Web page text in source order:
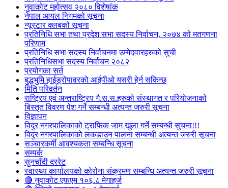
नुवाकोट महोत्सव २०८० विशेषांक
नेपाल आयल निगमको सूचना
न्यूस्टार क्लबको सूचना
प्रतिनिधि सभा तथा प्रदेश सभा सदस्य निर्वाचन, २०७४ को मतगणना
परिणाम
प्रतिनिधि सभा सदस्य निर्वाचनमा उम्मेदवारहरुको सुची
प्रतिनिधिसभा सदस्य निर्वाचन २०८२
प्रयोगका सर्त
बुद्धभुमि हाईड्रोपावरको आईपीओ यसरी हेर्न सकिन्छ
मिति परिवर्तन
राष्ट्रिय एवं अन्तराष्ट्रिय गै.स.स.हरुको संस्थागत र परियोजनाको
बिस्तृत विवरण पेश गर्ने सम्बन्धी अत्यन्त जरुरी सूचना
विज्ञापन
विदुर नगरपालिकाको ट्राफिक जाम खुला गर्ने सम्बन्धी सुचना!!!
विदुर नगरपालिकाको लकडाउन पालना सम्बन्धी अत्यन्त जरुरी सूचना
सञ्चारकर्मी आवश्यकता सम्बन्धि सूचना
सम्पर्क
सुनचाँदी दररेट
स्वास्थ्य कार्यालयको कोरोना संक्रमण सम्बन्धि अत्यन्त जरुरी सूचना
🔴 नुवाकोट एफएम १०६.८ मेगाहर्ज